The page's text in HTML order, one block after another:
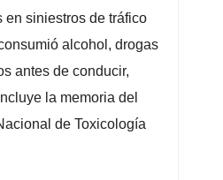
en siniestros de tráfico
alcohol, drogas
antes de conducir,
la memoria del
de Toxicología